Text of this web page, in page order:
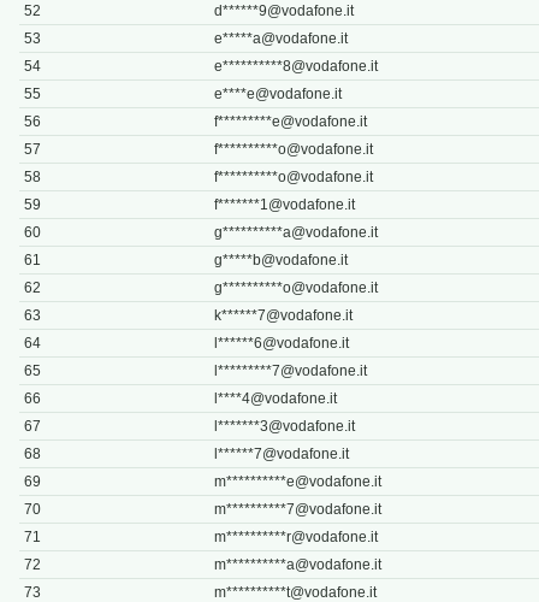
52
d******9@vodafone.it
53
e*****a@vodafone.it
54
e**********8@vodafone.it
55
e****e@vodafone.it
56
f*********e@vodafone.it
57
f**********o@vodafone.it
58
f**********o@vodafone.it
59
f*******1@vodafone.it
60
g**********a@vodafone.it
61
g*****b@vodafone.it
62
g**********o@vodafone.it
63
k******7@vodafone.it
64
l******6@vodafone.it
65
l*********7@vodafone.it
66
l****4@vodafone.it
67
l*******3@vodafone.it
68
l******7@vodafone.it
69
m**********e@vodafone.it
70
m**********7@vodafone.it
71
m**********r@vodafone.it
72
m**********a@vodafone.it
73
m**********t@vodafone.it